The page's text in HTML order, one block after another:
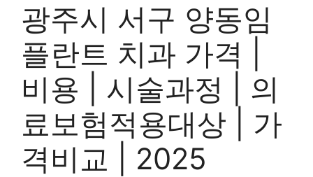
광주시 서구 양동임
플란트 치과 가격 |
비용 | 시술과정 | 의
료보험적용대상 | 가
격비교 | 2025